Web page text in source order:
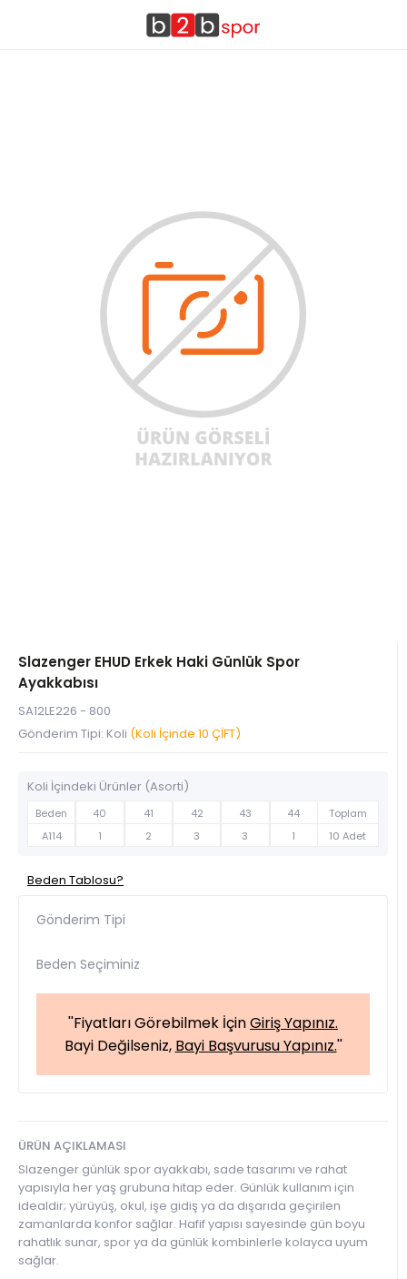
Slazenger EHUD Erkek Haki Günlük Spor
Ayakkabısı
SA12LE226 - 800
Gönderim Tipi: Koli (Koli İçinde 10 ÇİFT)
Koli İçindeki Ürünler (Asorti)
Beden 40 41 42 43 44
Toplam
A114
1 2 3 3 1 10 Adet
Beden Tablosu?
Gönderim Tipi
Beden Seçiminiz
''Fiyatları Görebilmek İçinGiriş Yapınız.
Bayi Değilseniz, Bayi Başvurusu Yapınız.''
ÜRÜN AÇIKLAMASI
Slazenger günlük spor ayakkabı, sade tasarımı ve rahat
yapısıyla her yaş grubuna hitap eder. Günlük kullanım için
idealdir; yürüyüş, okul, işe gidiş ya da dışarıda geçirilen
zamanlarda konfor sağlar. Hafif yapısı sayesinde gün boyu
rahatlık sunar, spor ya da günlük kombinlerle kolayca uyum
sağlar.